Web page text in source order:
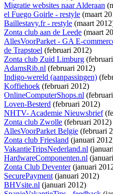
Migratie websites naar Alderaan
el Fuego Goirle - restyle (maart
Baillestavy.fr - restyle (maart
Zonta club aan de Leede (maart
AllesVoorParket - GA E-
de Trapstoel (februari 2012)
Zonta club Zuid Limburg
AdamsRib.nl (februari 2012)
Indigo-wereld (aanpassingen)
Koffiehoek (februari 2012)
OnlineComputerShops.nl
Loven-Besterd (februari 2012)
NHTV- Academie Nieuwsbrief
Zonta club Zwolle (februari 2012)
AllesVoorParket Belgie (februari
Zonta club Friesland (januari
VakantieTripsNederland.nl
HardwareComponenten.nl
Zonta Club Deventer(januari
SecurePayment(januari 2012)
BHVsite.nl (januari 2012)